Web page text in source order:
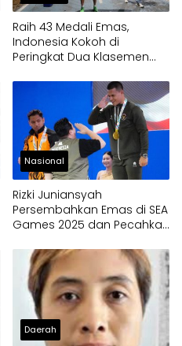
Raih 43 Medali Emas,
Indonesia Kokoh di
Peringkat Dua Klasemen
2025 Thailand
Nasional
Rizki Juniansyah
Persembahkan Emas di SEA
Games 2025 dan Pecahkan
Daerah